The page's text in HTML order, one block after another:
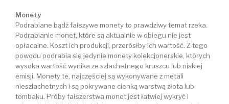
Monety
Podrabiane bądź fałszywe monety to prawdziwy temat rzeka.
Podrabianie monet, które są aktualnie w obiegu nie jest
opłacalne. Koszt ich produkcji, przerósłby ich wartość. Z tego
powodu podrabia się jedynie monety kolekcjonerskie, których
wysoka wartość wynika ze szlachetnego kruszcu lub niskiej
emisji. Monety te, najczęściej są wykonywane z metali
nieszlachetnych i są pokrywane cienką warstwą złota lub
tombaku. Próby fałszerstwa monet jest łatwiej wykryć i